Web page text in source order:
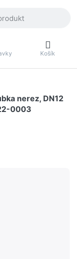
Košík
nerez, DN12
0003